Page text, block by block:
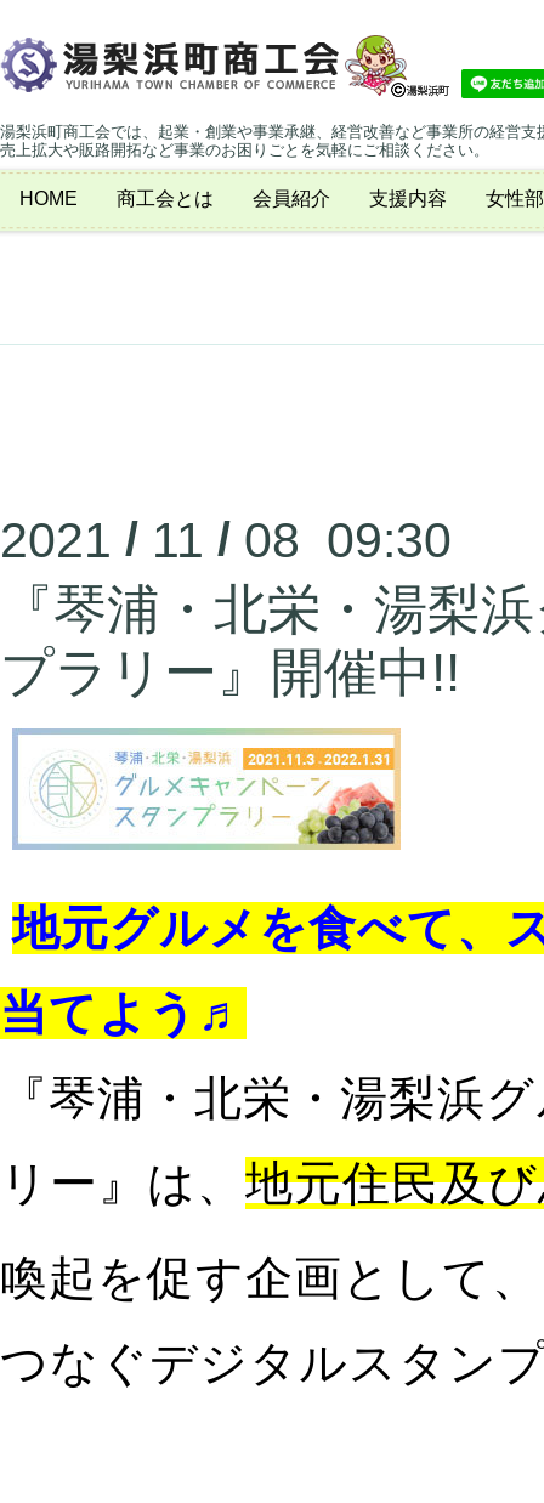
湯梨浜町商工会では、起業・創業や事業承継、経営改善など事業所の経営支
売上拡大や販路開拓など事業のお困りごとを気軽にご相談ください。
HOME 商工会とは 会員紹介 支援内容 女性部
2021 / 11 / 08 09:30
『琴浦・北栄・湯梨
プラリー』開催中!!
地元グルメを食べて、
当てよう♬
『琴浦・北栄・湯梨浜
リー』は、 地元住民及
喚起を促す企画として、
つなぐデジタルスタン